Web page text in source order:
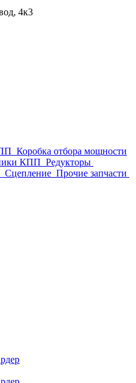
4к3
Коробка отбора мощности
КПП Редукторы
Сцепление Прочие запчасти